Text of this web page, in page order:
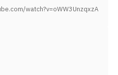
watch?v=oWW3UnzqxzA